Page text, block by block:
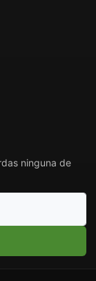
ninguna de